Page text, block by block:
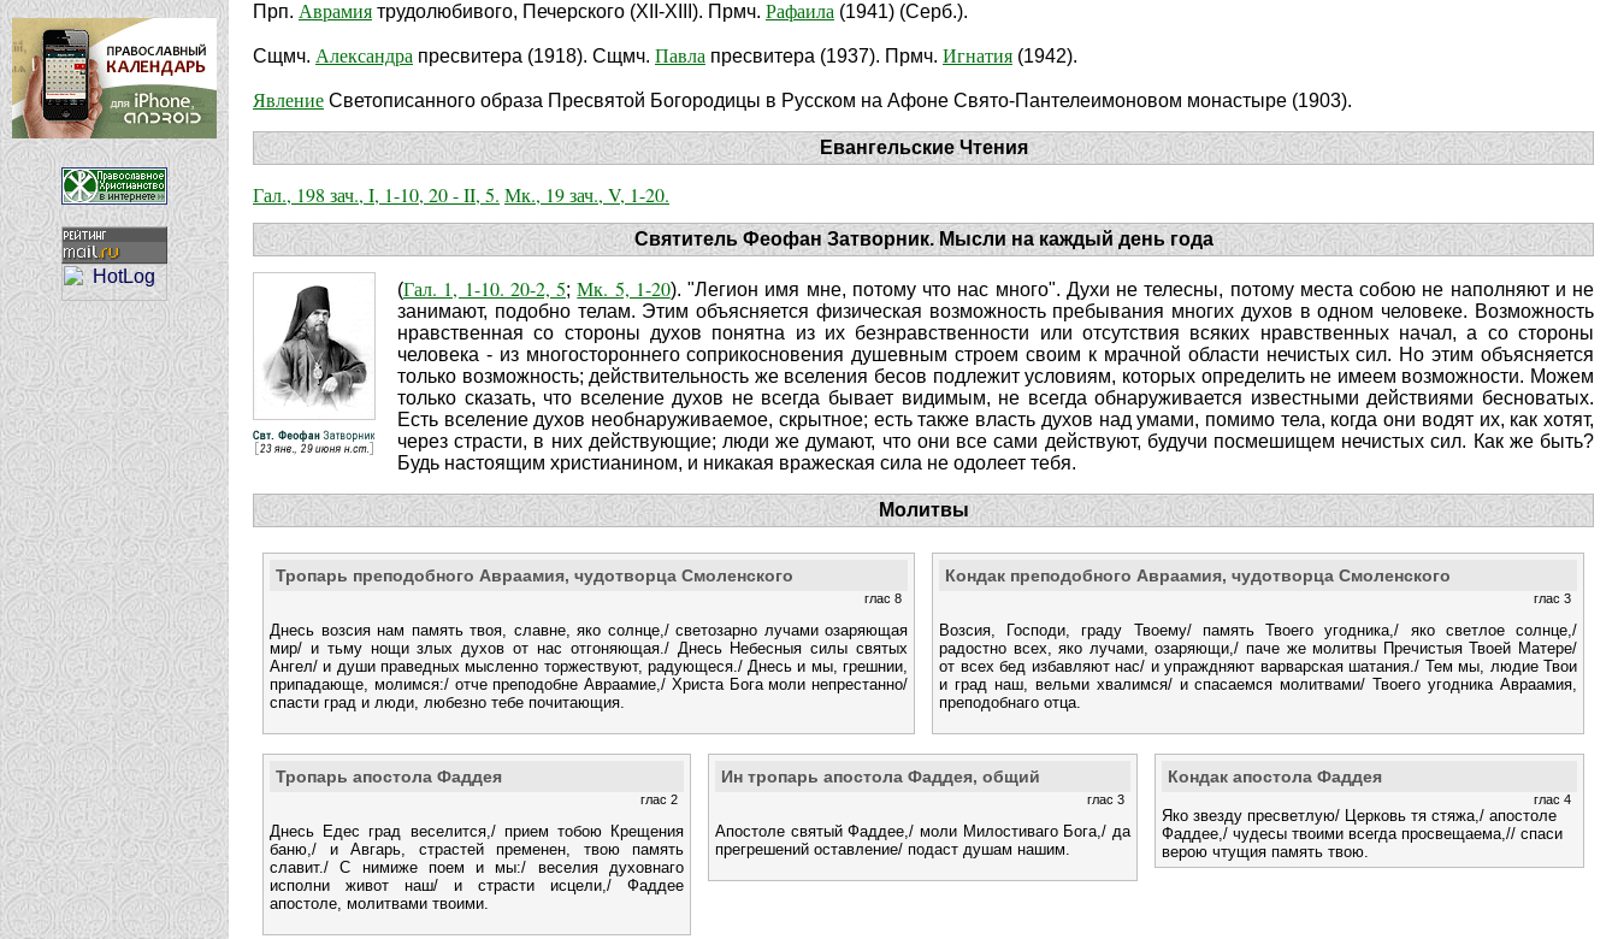
Прп. Аврамия трудолюбивого, Печерского (XII-XIII). Прмч. Рафаила (1941) (Серб.).
Сщмч. Александра пресвитера (1918). Сщмч. Павла пресвитера (1937). Прмч. Игнатия (1942).
Явление Светописанного образа Пресвятой Богородицы в Русском на Афоне Свято-Пантелеимоновом монастыре (1903).
Евангельские Чтения
Гал., 198 зач., I, 1-10, 20 - II, 5. Мк., 19 зач., V, 1-20.
Святитель Феофан Затворник. Мысли на каждый день года
(Гал. 1, 1-10. 20-2, 5;Мк. 5, 1-20). "Легион имя мне, потому что нас много". Духи не телесны, потому места собою не наполняют и не
занимают, подобно телам. Этим объясняется физическая возможность пребывания многих духов в одном человеке. Возможность
нравственная со стороны духов понятна из их безнравственности или отсутствия всяких нравственных начал, а со стороны
человека - из многостороннего соприкосновения душевным строем своим к мрачной области нечистых сил. Но этим объясняется
только возможность; действительность же вселения бесов подлежит условиям, которых определить не имеем возможности. Можем
только сказать, что вселение духов не всегда бывает видимым, не всегда обнаруживается известными действиями бесноватых.
Есть вселение духов необнаруживаемое, скрытное; есть также власть духов над умами, помимо тела, когда они водят их, как хотят,
через страсти, в них действующие; люди же думают, что они все сами действуют, будучи посмешищем нечистых сил. Как же быть?
Будь настоящим христианином, и никакая вражеская сила не одолеет тебя.
Молитвы
Тропарь преподобного Авраамия, чудотворца Смоленского
глас 8
Днесь возсия нам память твоя, славне, яко солнце,/ светозарно лучами озаряющая
мир/ и тьму нощи злых духов от нас отгоняющая./ Днесь Небесныя силы святых
Ангел/ и души праведных мысленно торжествуют, радующеся./ Днесь и мы, грешнии,
припадающе, молимся:/ отче преподобне Авраамие,/ Христа Бога моли непрестанно/
спасти град и люди, любезно тебе почитающия.
Кондак преподобного Авраамия, чудотворца Смоленского
глас 3
Возсия, Господи, граду Твоему/ память Твоего угодника,/ яко светлое солнце,/
радостно всех, яко лучами, озаряющи,/ паче же молитвы Пречистыя Твоей Матере/
от всех бед избавляют нас/ и упраждняют варварская шатания./ Тем мы, людие Твои
и град наш, вельми хвалимся/ и спасаемся молитвами/ Твоего угодника Авраамия,
преподобнаго отца.
Тропарь апостола Фаддея
глас 2
Днесь Едес град веселится,/ прием тобою Крещения
баню,/ и Авгарь, страстей пременен, твою память
славит./ С нимиже поем и мы:/ веселия духовнаго
исполни живот наш/ и страсти исцели,/ Фаддее
апостоле, молитвами твоими.
Ин тропарь апостола Фаддея, общий
глас 3
Апостоле святый Фаддее,/ моли Милостиваго Бога,/ да
прегрешений оставление/ подаст душам нашим.
Кондак апостола Фаддея
глас 4
Яко звезду пресветлую/ Церковь тя стяжа,/ апостоле
Фаддее,/ чудесы твоими всегда просвещаема,// спаси
верою чтущия память твою.